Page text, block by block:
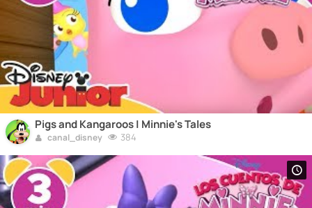
Pigs and Kangaroos | Minnie's Tales
canal_disney 384